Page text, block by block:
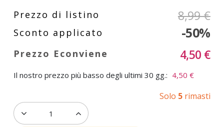
8,99 €
-50%
4,50 €
Il nostro prezzo più basso degli ultimi 30 gg.: 4,50 €
Solo 5 rimasti